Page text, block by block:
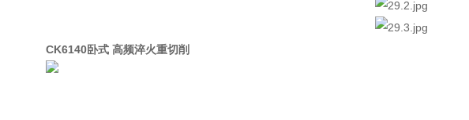
CK6140卧式 高频淬火重切削